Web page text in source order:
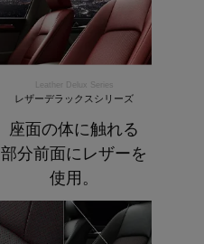
Leather Delux Series
レザーデラックスシリーズ
座面の体に触れる
部分前面にレザーを
使用。